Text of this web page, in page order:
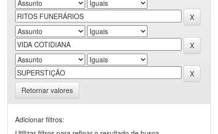
Retornar valores
Adicionar filtros: